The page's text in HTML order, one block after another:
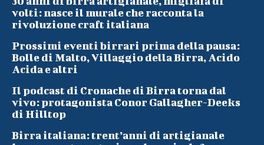
volti: nasce il murale che racconta la
rivoluzione craft italiana
Prossimi eventi birrari prima della pausa:
Bolle di Malto, Villaggio della Birra, Acido
Acida e altri
Il podcast di Cronache di Birra torna dal
vivo: protagonista Conor Gallagher-Deeks
di Hilltop
Birra italiana: trent’anni di artigianale